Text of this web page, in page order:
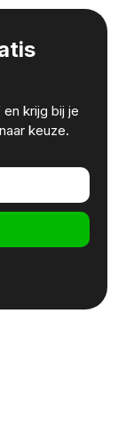
krijg bij je
keuze.